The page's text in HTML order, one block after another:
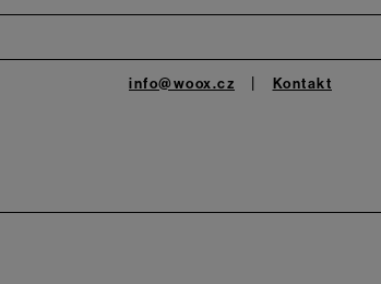
info@woox.cz Kontakt